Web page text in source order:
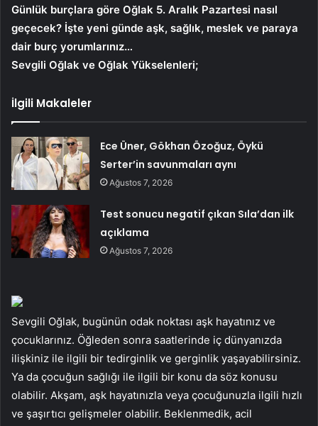
Günlük burçlara göre Oğlak 5. Aralık Pazartesi nasıl
geçecek? İşte yeni günde aşk, sağlık, meslek ve paraya
dair burç yorumlarınız…
Sevgili Oğlak ve Oğlak Yükselenleri;
İlgili Makaleler
Ece Üner, Gökhan Özoğuz, Öykü
Serter’in savunmaları aynı
Ağustos 7, 2026
Test sonucu negatif çıkan Sıla’dan ilk
açıklama
Ağustos 7, 2026
Sevgili Oğlak, bugünün odak noktası aşk hayatınız ve
çocuklarınız. Öğleden sonra saatlerinde iç dünyanızda
ilişkiniz ile ilgili bir tedirginlik ve gerginlik yaşayabilirsiniz.
Ya da çocuğun sağlığı ile ilgili bir konu da söz konusu
olabilir. Akşam, aşk hayatınızla veya çocuğunuzla ilgili hızlı
ve şaşırtıcı gelişmeler olabilir. Beklenmedik, acil